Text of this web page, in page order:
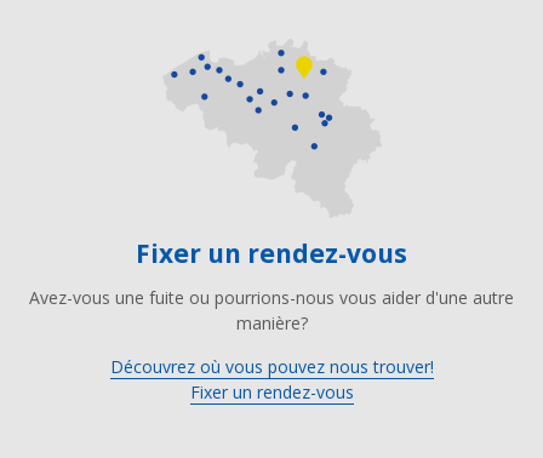
Fixer un rendez-vous
Avez-vous une fuite ou pourrions-nous vous aider d'une autre
manière?
Découvrez où vous pouvez nous trouver!
Fixer un rendez-vous